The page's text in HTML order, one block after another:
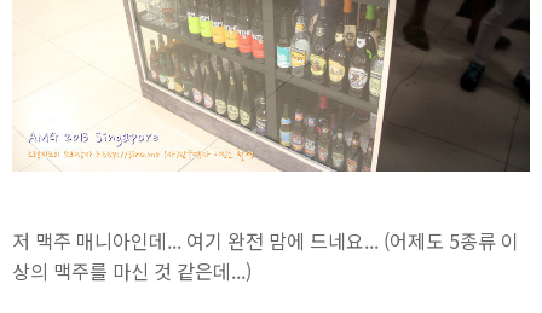
저 맥주 매니아인데... 여기 완전 맘에 드네요... (어제도 5종류 이
상의 맥주를 마신 것 같은데...)